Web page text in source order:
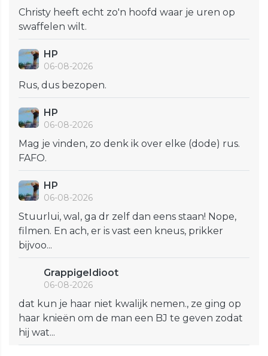
Christy heeft echt zo'n hoofd waar je uren op
swaffelen wilt.
HP
06-08-2026
Rus, dus bezopen.
HP
06-08-2026
Mag je vinden, zo denk ik over elke (dode) rus.
FAFO.
HP
06-08-2026
Stuurlui, wal, ga dr zelf dan eens staan! Nope,
filmen. En ach, er is vast een kneus, prikker
bijvoo...
GrappigeIdioot
06-08-2026
dat kun je haar niet kwalijk nemen., ze ging op
haar knieën om de man een BJ te geven zodat
hij wat...